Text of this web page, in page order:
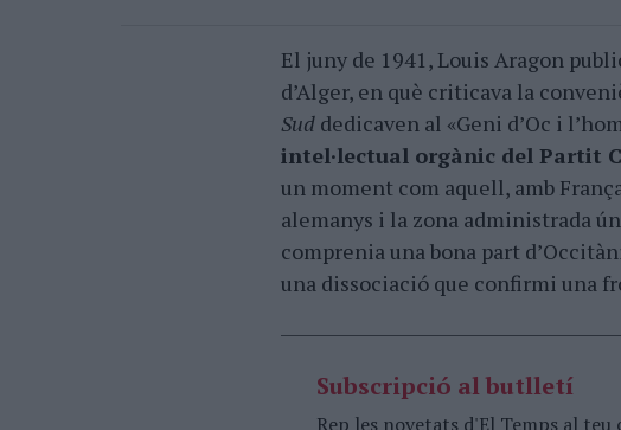
El juny de 1941, Louis Aragon
d’Alger, en què criticava la
Sud dedicaven al «Geni d’Oc i
intel·lectual orgànic del Partit
un moment com aquell, amb
alemanys i la zona administrada
comprenia una bona part
una dissociació que confirmi una
Subscripció al butlletí
Rep les novetats d'El Temps al teu